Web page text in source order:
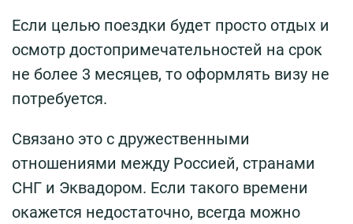
Если целью поездки будет просто отдых и
осмотр достопримечательностей на срок
не более 3 месяцев, то оформлять визу не
потребуется.
Связано это с дружественными
отношениями между Россией, странами
СНГ и Эквадором. Если такого времени
окажется недостаточно, всегда можно